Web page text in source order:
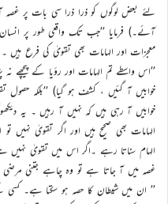
لئے بعض لوگوں کو ذرا ذرا سی بات پر غصہ
آئے۔) فرمایا ’’جب تک واقعی طور پر
معجزات اور الہامات بھی تقویٰ کی فرع ہیں
’’اس واسطے تم الہامات اور رؤیا کے پیچھے نہ
خوابیں آ گئیں ، کشف ہو گیا) ’’بلکہ حصول
خوابیں آ رہی ہیں کہ نہیں آ رہیں ۔ یہ
الہامات بھی صحیح ہیں اور اگر تقویٰ نہیں
الہام سناتا رہے ۔اگر اس میں تقویٰ
غصہ میں آ جاتا ہے تو وہ چاہے جتنی مرضی
’’ ان میں شیطان کا حصہ ہو سکتا ہے۔